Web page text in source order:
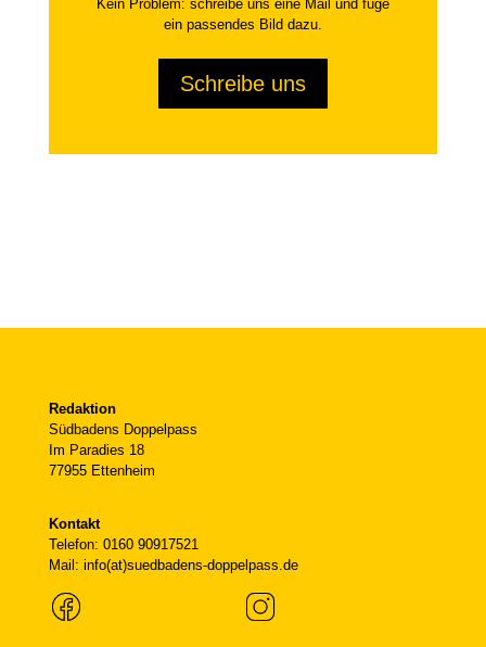
Kein Problem: schreibe uns eine Mail und füge
ein passendes Bild dazu.
Schreibe uns
Redaktion
Südbadens Doppelpass
Im Paradies 18
77955 Ettenheim
Kontakt
Telefon: 0160 90917521
Mail: info(at)suedbadens-doppelpass.de